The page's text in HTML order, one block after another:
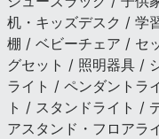
机・キッズデスク / 学
棚 / ベビーチェア / セ
グセット / 照明器具 /
ライト / ペンダントラ
ト / スタンドライト /
アスタンド・フロアラ